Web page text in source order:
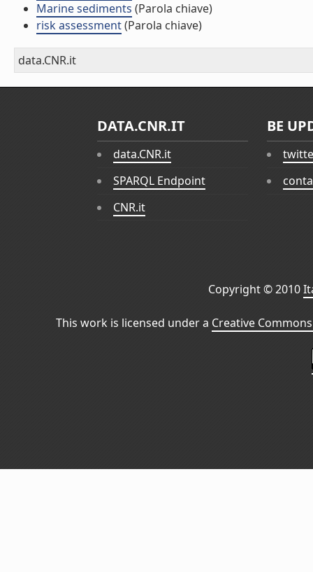
Marine sediments (Parola chiave)
risk assessment(Parola chiave)
data.CNR.it
DATA.CNR.IT
data.CNR.it
SPARQL Endpoint
CNR.it
BE
Copyright © 2010
This work is licensed under a Creative